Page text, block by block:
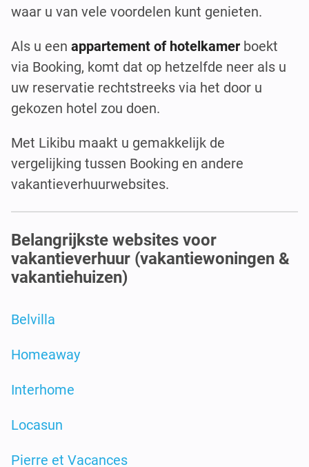
waar u van vele voordelen kunt genieten.
Als u een appartement of hotelkamer boekt
via Booking, komt dat op hetzelfde neer als u
uw reservatie rechtstreeks via het door u
gekozen hotel zou doen.
Met Likibu maakt u gemakkelijk de
vergelijking tussen Booking en andere
vakantieverhuurwebsites.
Belangrijkste websites voor
vakantieverhuur (vakantiewoningen &
vakantiehuizen)
Belvilla
Homeaway
Interhome
Locasun
Pierre et Vacances